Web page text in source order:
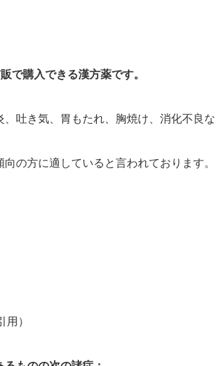
で購入できる漢方薬です。
吐き気、胃もたれ、胸焼け、消化不良な
の方に適していると言われております。
）